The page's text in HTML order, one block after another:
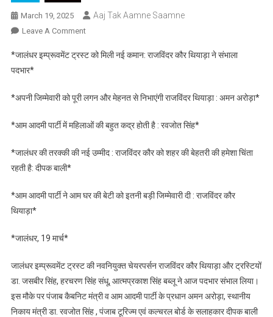
March 19, 2025 Aaj Tak Aamne Saamne
Leave A CommentOn
इम्प्रूवमेंट
मिली
कमान:
कौर
संभाला
*जालंधर इम्प्रूवमेंट ट्रस्ट को मिली नई कमान: राजविंदर कौर थियाड़ा ने संभाला
पदभार*
*अपनी जिम्मेवारी को पूरी लगन और मेहनत से निभाएंगी राजविंदर थियाड़ा : अमन अरोड़ा*
*आम आदमी पार्टी में महिलाओं की बहुत कद्र होती है : रवजोत सिंह*
*जालंधर की तरक्की की नई उम्मीद : राजविंदर कौर को शहर की बेहतरी की हमेशा चिंता
रहती है: दीपक बाली*
*आम आदमी पार्टी ने आम घर की बेटी को इतनी बड़ी जिम्मेवारी दी : राजविंदर कौर
थियाड़ा*
*जालंधर, 19 मार्च*
जालंधर इम्प्रूवमेंट ट्रस्ट की नवनियुक्त चेयरपर्सन राजविंदर कौर थियाड़ा और ट्रस्टियों
डा. जसबीर सिंह, हरचरण सिंह संधू, आत्मप्रकाश सिंह बब्लू ने आज पदभार संभाल लिया।
इस मौके पर पंजाब कैबनिट मंत्री व आम आदमी पार्टी के प्रधान अमन अरोड़ा, स्थानीय
निकाय मंत्री डा. रवजोत सिंह , पंजाब टूरिज्म एवं कल्चरल बोर्ड के सलाहकार दीपक बाली